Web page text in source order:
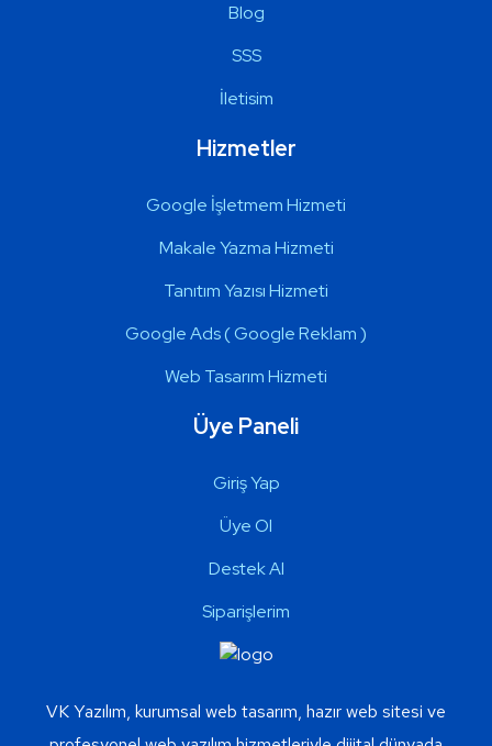
Blog
SSS
İletisim
Hizmetler
Google İşletmem Hizmeti
Makale Yazma Hizmeti
Tanıtım Yazısı Hizmeti
Google Ads ( Google Reklam )
Web Tasarım Hizmeti
Üye Paneli
Giriş Yap
Üye Ol
Destek Al
Siparişlerim
VK Yazılım, kurumsal web tasarım, hazır web sitesi ve